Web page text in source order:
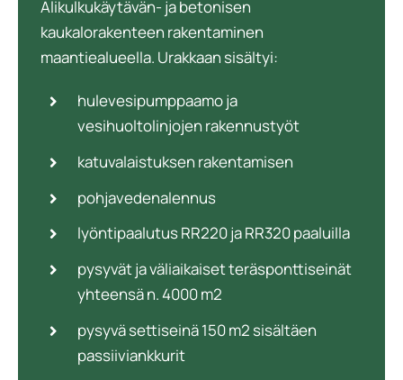
Alikulkukäytävän- ja betonisen
kaukalorakenteen rakentaminen
maantiealueella. Urakkaan sisältyi:
hulevesipumppaamo ja
vesihuoltolinjojen rakennustyöt
katuvalaistuksen rakentamisen
pohjavedenalennus
lyöntipaalutus RR220 ja RR320 paaluilla
pysyvät ja väliaikaiset teräsponttiseinät
yhteensä n. 4000 m2
pysyvä settiseinä 150 m2 sisältäen
passiiviankkurit